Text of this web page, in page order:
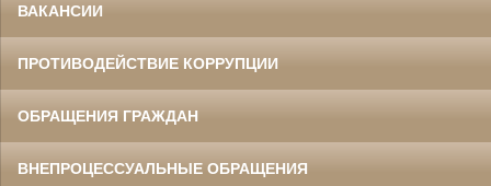
ВАКАНСИИ
ПРОТИВОДЕЙСТВИЕ КОРРУПЦИИ
ОБРАЩЕНИЯ ГРАЖДАН
ВНЕПРОЦЕССУАЛЬНЫЕ ОБРАЩЕНИЯ